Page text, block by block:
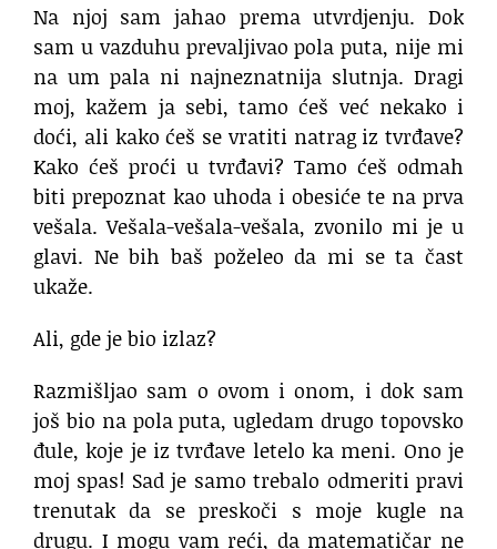
Na njoj sam jahao prema utvrdjenju. Dok
sam u vazduhu prevaljivao pola puta, nije mi
na um pala ni najneznatnija slutnja. Dragi
moj, kažem ja sebi, tamo ćeš već nekako i
doći, ali kako ćeš se vratiti natrag iz tvrđave?
Kako ćeš proći u tvrđavi? Tamo ćeš odmah
biti prepoznat kao uhoda i obesiće te na prva
vešala. Vešala-vešala-vešala, zvonilo mi je u
glavi. Ne bih baš poželeo da mi se ta čast
ukaže.
Ali, gde je bio izlaz?
Razmišljao sam o ovom i onom, i dok sam
još bio na pola puta, ugledam drugo topovsko
đule, koje je iz tvrđave letelo ka meni. Ono je
moj spas! Sad je samo trebalo odmeriti pravi
trenutak da se preskoči s moje kugle na
drugu. I mogu vam reći, da matematičar ne